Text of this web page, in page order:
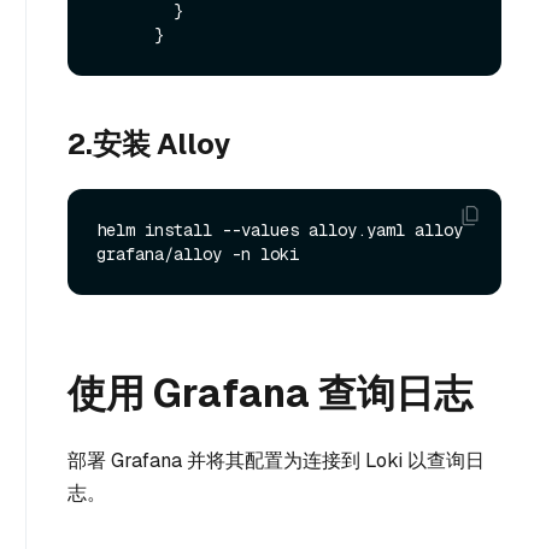
2.安装 Alloy
helm install --values alloy.yaml alloy
使用 Grafana 查询日志
部署 Grafana 并将其配置为连接到 Loki 以查询日
志。